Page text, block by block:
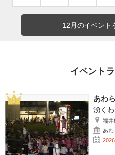
12月のイベント
イベント
あわ
湧く
福井
あ